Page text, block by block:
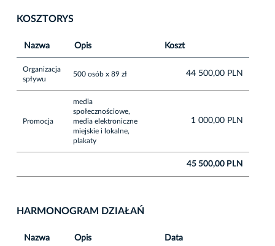
KOSZTORYS
Nazwa Opis Koszt
Organizacja
spływu
500 osób x 89 zł 44 500,00 PLN
Promocja
media
społecznościowe,
media elektroniczne
miejskie i lokalne,
plakaty
1 000,00 PLN
45 500,00 PLN
HARMONOGRAM DZIAŁAŃ
Nazwa Opis Data